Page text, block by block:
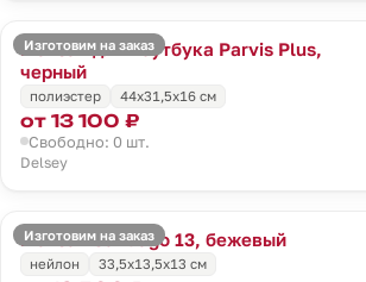
Изготовим на заказ
Рюкзак для ноутбука Parvis Plus,
черный
полиэстер 44x31,5x16 см
от 13 100 ₽
Свободно: 0 шт.
Delsey
Изготовим на заказ
Рюкзак Santiago 13, бежевый
нейлон
33,5х13,5x13 см